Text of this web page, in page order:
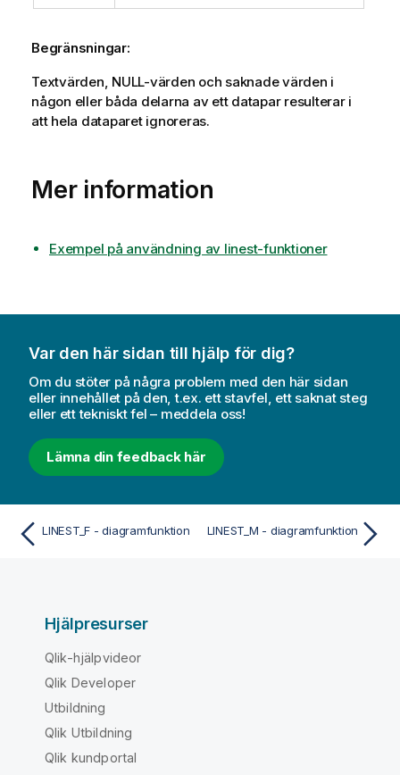
Begränsningar:
Textvärden, NULL-värden och saknade värden i
någon eller båda delarna av ett datapar resulterar i
att hela dataparet ignoreras.
Mer information
Exempel på användning av linest-funktioner
Var den här sidan till hjälp för dig?
Om du stöter på några problem med den här sidan
eller innehållet på den, t.ex. ett stavfel, ett saknat steg
eller ett tekniskt fel – meddela oss!
Lämna din feedback här
LINEST_F - diagramfunktion LINEST_M - diagramfunktion
Hjälpresurser
Qlik-hjälpvideor
Qlik Developer
Utbildning
Qlik Utbildning
Qlik kundportal